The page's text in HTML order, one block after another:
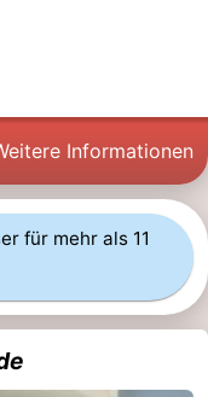
Informationen
für mehr als 11